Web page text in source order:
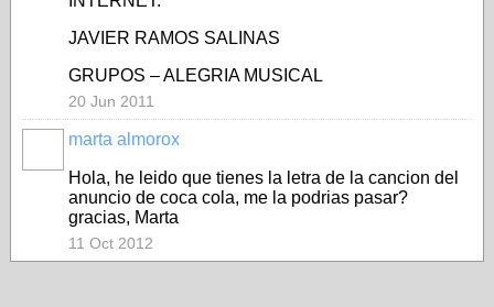
JAVIER RAMOS SALINAS
GRUPOS – ALEGRIA MUSICAL
20 Jun 2011
marta almorox
Hola, he leido que tienes la letra de la cancion del
anuncio de coca cola, me la podrias pasar?
gracias, Marta
11 Oct 2012